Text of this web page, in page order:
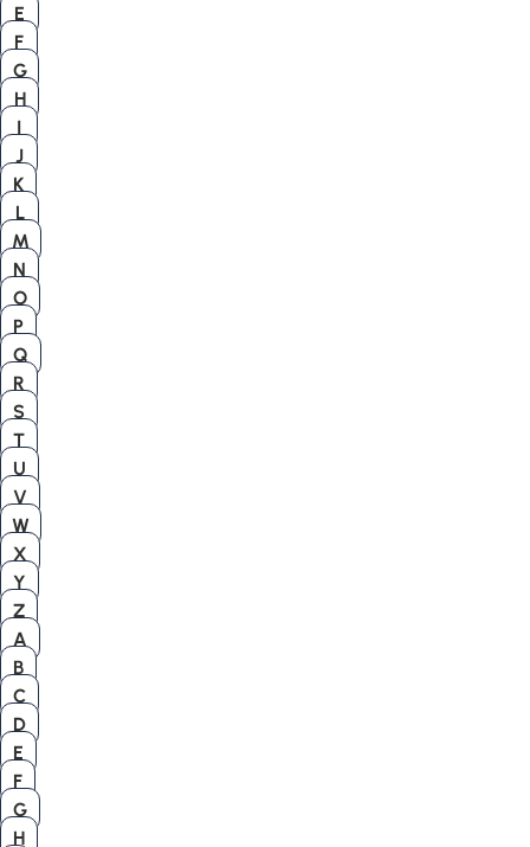
E
F
G
H
I
J
K
L
M
N
O
P
Q
R
S
T
U
V
W
X
Y
Z
A
B
C
D
E
F
G
H